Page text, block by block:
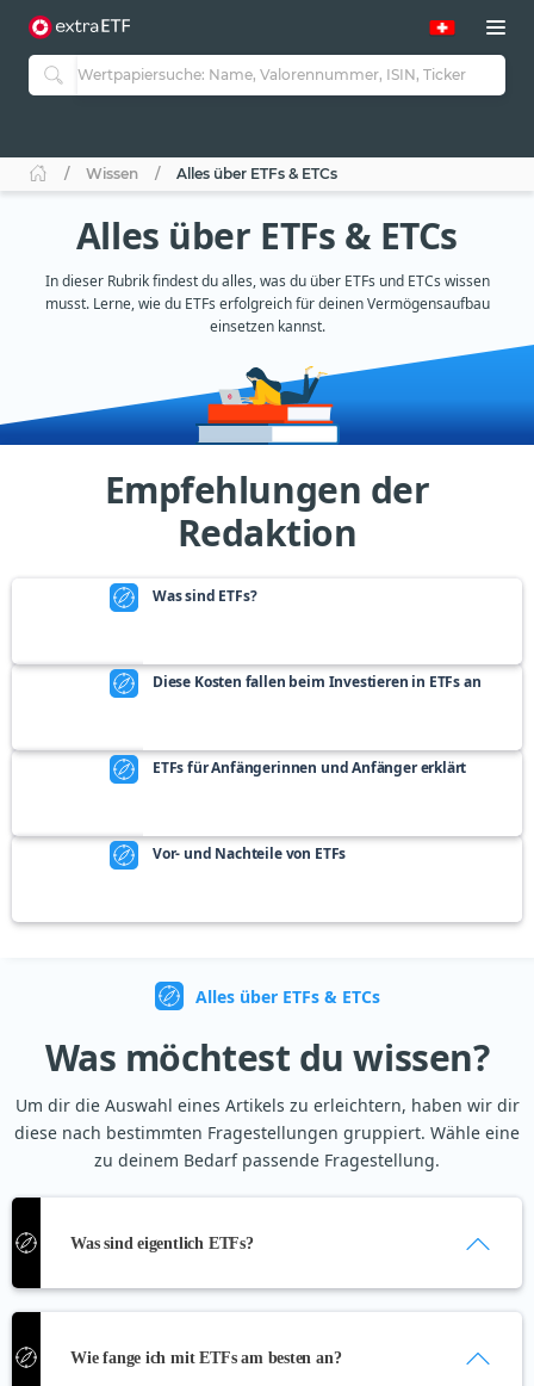
Wissen Alles über ETFs & ETCs
Alles über ETFs & ETCs
In dieser Rubrik findest du alles, was du über ETFs und ETCs wissen
musst. Lerne, wie du ETFs erfolgreich für deinen Vermögensaufbau
einsetzen kannst.
Empfehlungen der
Redaktion
Was sind ETFs?
Diese Kosten fallen beim Investieren in ETFs an
ETFs für Anfängerinnen und Anfänger erklärt
Vor- und Nachteile von ETFs
Alles über ETFs & ETCs
Was möchtest du wissen?
Um dir die Auswahl eines Artikels zu erleichtern, haben wir dir
diese nach bestimmten Fragestellungen gruppiert. Wähle eine
zu deinem Bedarf passende Fragestellung.
Was sind eigentlich ETFs?
Wie fange ich mit ETFs am besten an?